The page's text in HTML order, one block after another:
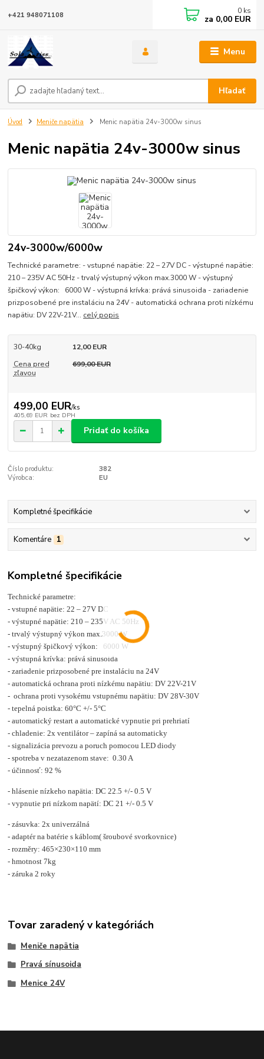
Menu
Hľadať
+421 948071108 0 ks
za 0,00 EUR
Úvod Meniče napätia Menic napätia 24v-3000w sinus
Menic napätia 24v-3000w sinus
24v-3000w/6000w
Technické parametre: - vstupné napätie: 22 – 27V DC - výstupné napätie:
210 – 235V AC 50Hz - trvalý výstupný výkon max.3000 W - výstupný
špičkový výkon: 6000 W - výstupná krívka: prává sinusoida - zariadenie
prizposobené pre instaláciu na 24V - automatická ochrana proti nízkému
napätiu: DV 22V-21V... celý popis
30-40kg
12,00 EUR
Cena pred
zľavou
699,00 EUR
499,00 EUR/ks
405,69 EUR bez DPH
Pridať do košíka
Číslo produktu:
382
Výrobca:
EU
Kompletné špecifikácie
Komentáre 1
Kompletné špecifikácie
Technické parametre:
- vstupné napätie: 22 – 27V DC
- výstupné napätie: 210 – 235V AC 50Hz
- trvalý výstupný výkon max.3000 W
- výstupný špičkový výkon: 6000 W
- výstupná krívka: prává sinusoida
- zariadenie prizposobené pre instaláciu na 24V
- automatická ochrana proti nízkému napätiu: DV 22V-21V
- ochrana proti vysokému vstupnému napätiu: DV 28V-30V
- tepelná poistka: 60°C +/- 5°C
- automatický restart a automatické vypnutie pri prehriatí
- chladenie: 2x ventilátor – zapíná sa automaticky
- signalizácia prevozu a poruch pomocou LED diody
- spotreba v nezatazenom stave: 0.30 A
- účinnosť: 92 %
- hlásenie nízkeho napätia: DC 22.5 +/- 0.5 V
- vypnutie pri nízkom napätí: DC 21 +/- 0.5 V
- zásuvka: 2x univerzálná
- adaptér na batérie s káblom( šroubové svorkovnice)
- rozměry: 465×230×110 mm
- hmotnost 7kg
- záruka 2 roky
Tovar zaradený v kategóriách
Meniče napätia
Pravá sínusoida
Menice 24V